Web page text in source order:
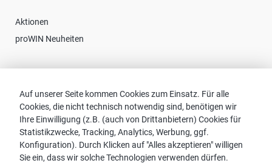
Auf unserer Seite kommen Cookies zum Einsatz. Für alle
Cookies, die nicht technisch notwendig sind, benötigen wir
Ihre Einwilligung (z.B. (auch von Drittanbietern) Cookies für
Statistikzwecke, Tracking, Analytics, Werbung, ggf.
Konfiguration). Durch Klicken auf "Alles akzeptieren" willigen
Sie ein, dass wir solche Technologien verwenden dürfen.
Aktionen
proWIN Neuheiten
Vertriebspartnersuche
Kontakt zu proWIN
Service-FAQ